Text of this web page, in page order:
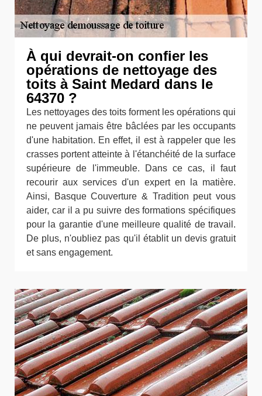
À qui devrait-on confier les
opérations de nettoyage des
toits à Saint Medard dans le
64370 ?
Les nettoyages des toits forment les opérations qui
ne peuvent jamais être bâclées par les occupants
d'une habitation. En effet, il est à rappeler que les
crasses portent atteinte à l'étanchéité de la surface
supérieure de l'immeuble. Dans ce cas, il faut
recourir aux services d'un expert en la matière.
Ainsi, Basque Couverture & Tradition peut vous
aider, car il a pu suivre des formations spécifiques
pour la garantie d'une meilleure qualité de travail.
De plus, n'oubliez pas qu'il établit un devis gratuit
et sans engagement.